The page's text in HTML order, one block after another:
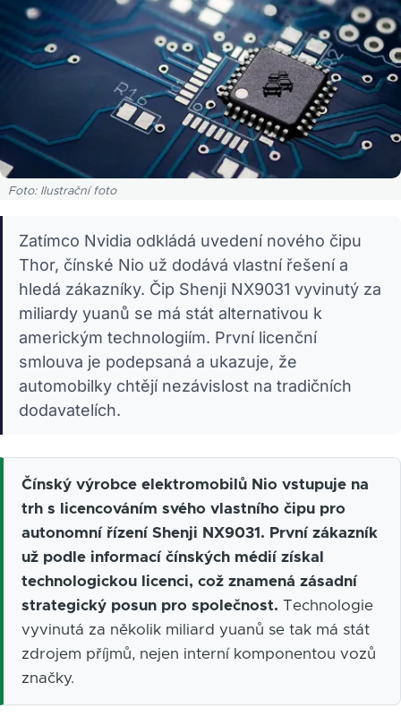
Foto: Ilustrační foto
Zatímco Nvidia odkládá uvedení nového čipu
Thor, čínské Nio už dodává vlastní řešení a
hledá zákazníky. Čip Shenji NX9031 vyvinutý za
miliardy yuanů se má stát alternativou k
americkým technologiím. První licenční
smlouva je podepsaná a ukazuje, že
automobilky chtějí nezávislost na tradičních
dodavatelích.
Čínský výrobce elektromobilů Nio vstupuje na
trh s licencováním svého vlastního čipu pro
autonomní řízení Shenji NX9031. První zákazník
už podle informací čínských médií získal
technologickou licenci, což znamená zásadní
strategický posun pro společnost. Technologie
vyvinutá za několik miliard yuanů se tak má stát
zdrojem příjmů, nejen interní komponentou vozů
značky.